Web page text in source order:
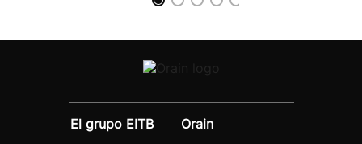
El grupo EITB
Orain